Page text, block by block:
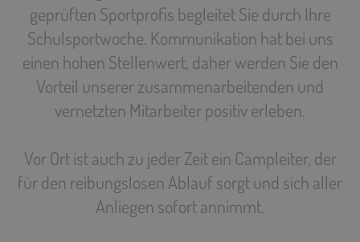
geprüften Sportprofis begleitet Sie durch Ihre
Schulsportwoche. Kommunikation hat bei uns
einen hohen Stellenwert, daher werden Sie den
Vorteil unserer zusammenarbeitenden und
vernetzten Mitarbeiter positiv erleben.
Vor Ort ist auch zu jeder Zeit ein Campleiter, der
für den reibungslosen Ablauf sorgt und sich aller
Anliegen sofort annimmt.